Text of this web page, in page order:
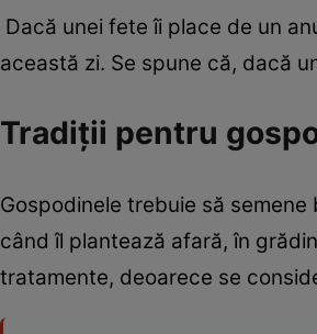
Dacă unei fete îi place de un
această zi. Se spune că, dacă
Tradiții pentru
Gospodinele trebuie să
când îl plantează afară, în
tratamente, deoarece se